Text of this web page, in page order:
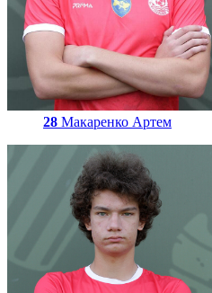
28 Макаренко Артем